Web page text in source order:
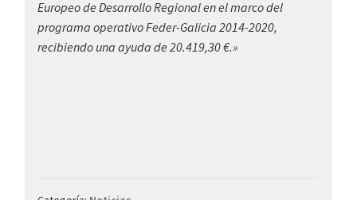
Europeo de Desarrollo Regional en el marco del
programa operativo Feder-Galicia 2014-2020,
recibiendo una ayuda de 20.419,30 €.»